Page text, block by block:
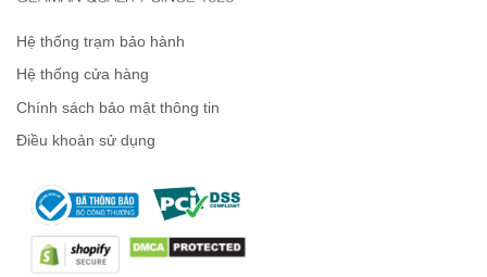
Hệ thống trạm bảo hành
Hệ thống cửa hàng
Chính sách bảo mật thông tin
Điều khoản sử dụng